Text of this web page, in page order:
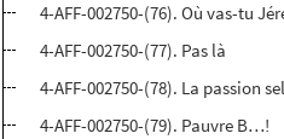
4-AFF-002750-(76). Où vas-tu
4-AFF-002750-(77). Pas là
4-AFF-002750-(78). La passion
4-AFF-002750-(79). Pauvre B…!